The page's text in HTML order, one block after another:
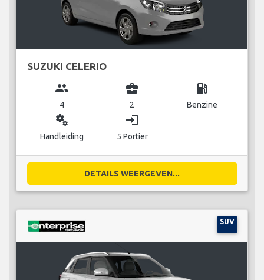
SUZUKI CELERIO
group
4
business_center
2
local_gas_station
Benzine
miscellaneous_services
Handleiding
login
5 Portier
DETAILS WEERGEVEN...
SUV